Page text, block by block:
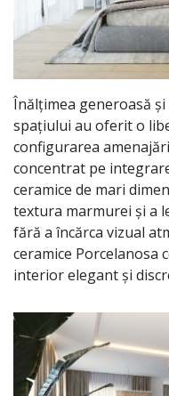
Înălțimea generoasă
spațiului au oferit o
configurarea
concentrat pe
ceramice de mari
textura marmurei și a
fără a încărca vizual
ceramice Porcelanosa
interior elegant și